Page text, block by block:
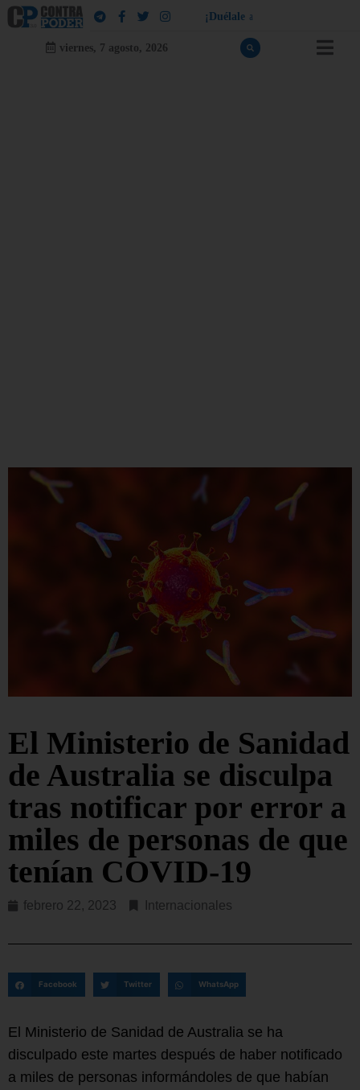
¡ Dué a e a
viernes, 7 agosto, 2026
El Ministerio de Sanidad
de Australia se disculpa
tras notificar por error a
miles de personas de que
tenían COVID-19
febrero 22, 2023 Internacionales
Facebook Twitter WhatsApp
El Ministerio de Sanidad de Australia se ha
disculpado este martes después de haber notificado
a miles de personas informándoles de que habían